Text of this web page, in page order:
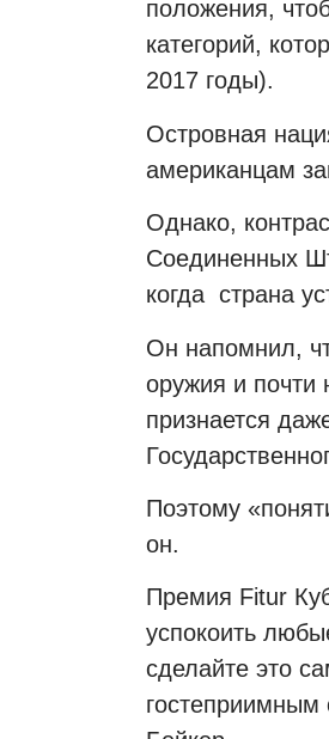
положения,
категорий,
2017 годы).
Островная
американцам
Однако,
Соединенных
когда страна
Он напомнил,
оружия и почти
признается
Поэтому
он.
Премия Fitur
успокоить
сделайте это
гостеприимным